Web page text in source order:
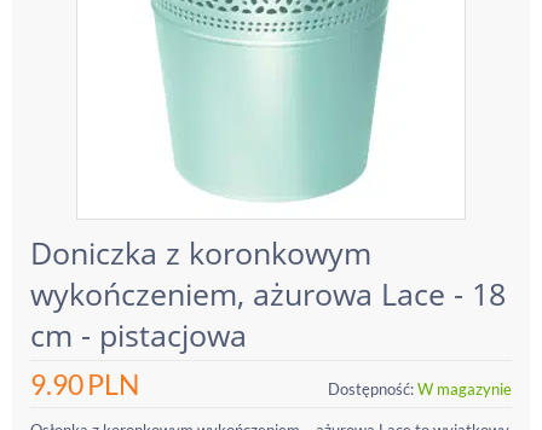
Doniczka z koronkowym
wykończeniem, ażurowa Lace - 18
cm - pistacjowa
9.90PLN Dostępność:W magazynie